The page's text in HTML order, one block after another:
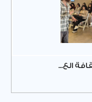
الع...